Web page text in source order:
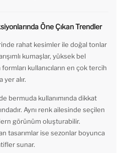
Öne Çıkan Trendler
rahat kesimler ile doğal tonlar
kumaşlar, yüksek bel
kullanıcıların en çok tercih
yer alır.
bermuda kullanımında dikkat
Aynı renk ailesinde seçilen
görünüm oluşturabilir.
tasarımlar ise sezonlar boyunca
sunar.